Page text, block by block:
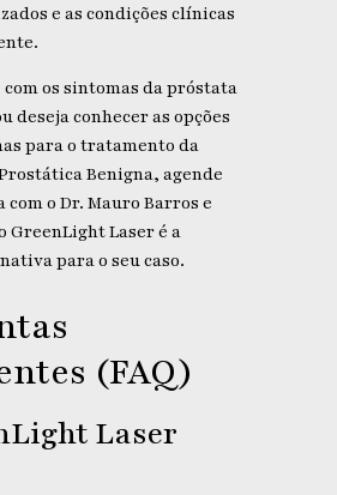
e as condições clínicas
com os sintomas da próstata
deseja conhecer as opções
para o tratamento da
Benigna, agende
com o Dr. Mauro Barros e
GreenLight Laser é a
para o seu caso.
(FAQ)
Laser